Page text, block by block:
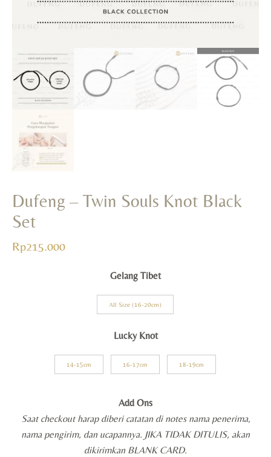
Dufeng – Twin Souls Knot Black
Set
Rp215.000
Gelang Tibet
All Size (16-20cm)
Lucky Knot
14-15cm 16-17cm 18-19cm
Add Ons
Saat checkout harap diberi catatan di notes nama penerima,
nama pengirim, dan ucapannya. JIKA TIDAK DITULIS, akan
dikirimkan BLANK CARD.
+ ADD